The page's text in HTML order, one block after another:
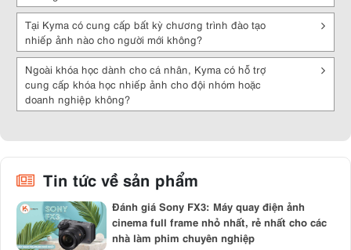
nhỏ gọn, tiện lợi mang theo và sử dụng trong mọi tình huống.
Hỗ trợ kết nối và chia sẻ: Máy ảnh này hỗ trợ kết nối Wi-Fi và NFC,
giúp dễ dàng chia sẻ ảnh và video lên mạng xã hội hoặc điện thoại
thông minh.
Điều khiển dễ dàng: Giao diện của Sony RX được thiết kế thân thiện,
dễ sử dụng, cho phép người dùng thao tác và tùy chỉnh các thiết lập
Nhờ vào những tính năng và hiệu năng cao cấp, máy ảnh Sony RX đã
trở thành lựa chọn ưa thích của nhiều nhiếp ảnh gia và là một trong
những dòng máy ảnh phổ biến trên thị trường. Bạn có thể ghé đến
Kyma.vn để trải nghiệm và sở hữu chiếc máy ảnh Sony RX chất
lượng với mức giá ưu đãi.
Tại Kyma có cung cấp bất kỳ chương trình đào tạo
nhiếp ảnh nào cho người mới không?
Ngoài khóa học dành cho cá nhân, Kyma có hỗ trợ
cung cấp khóa học nhiếp ảnh cho đội nhóm hoặc
doanh nghiệp không?
Tin tức về sản phẩm
Đánh giá Sony FX3: Máy quay điện ảnh
cinema full frame nhỏ nhất, rẻ nhất cho các
nhà làm phim chuyên nghiệp